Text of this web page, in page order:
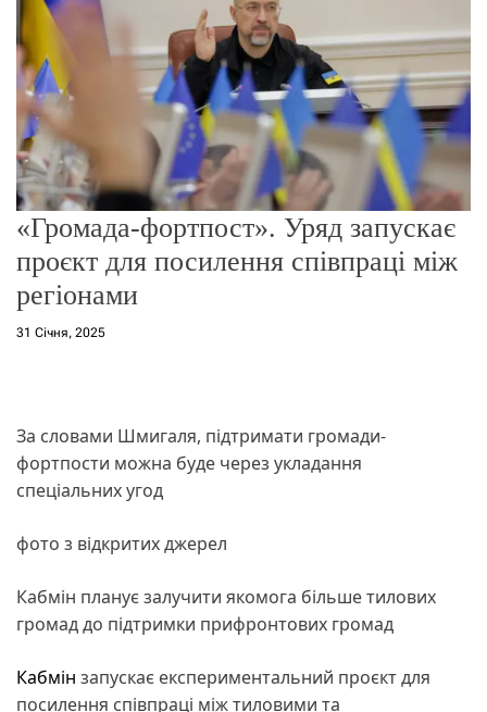
е
ж
и
м
у
«Громада-фортпост». Уряд запускає
проєкт для посилення співпраці між
регіонами
31 Січня, 2025
За словами Шмигаля, підтримати громади-
фортпости можна буде через укладання
спеціальних угод
фото з відкритих джерел
Кабмін планує залучити якомога більше тилових
громад до підтримки прифронтових громад
Кабмін запускає експериментальний проєкт для
посилення співпраці між тиловими та